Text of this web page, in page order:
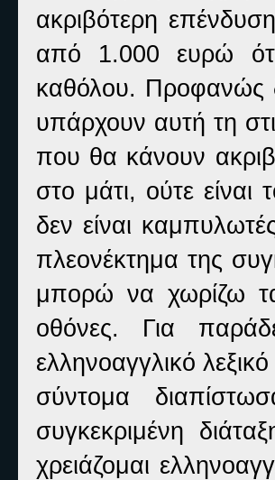
ακριβότερη
από 1.000 ευρώ
καθόλου. Προφανώς
υπάρχουν αυτή τη
που θα κάνουν
στο μάτι, ούτε είναι
δεν είναι
πλεονέκτημα της
μπορώ να χωρίζω
οθόνες. Για
ελληνοαγγλικό
σύντομα
συγκεκριμένη
χρειάζομαι